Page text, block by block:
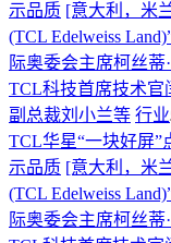
示品质 [意大利，米
(TCL Edelweiss
际奥委会主席柯丝蒂
TCL科技首席技术官
副总裁刘小兰等 行业
TCL华星“一块好屏”
示品质 [意大利，米
(TCL Edelweiss
际奥委会主席柯丝蒂